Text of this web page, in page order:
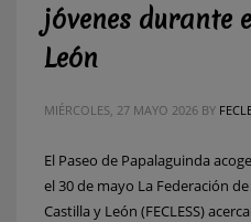
jóvenes durante
León
MIÉRCOLES, 27 MAYO 2026 BY
El Paseo de Papalaguinda
el 30 de mayo La Federación
Castilla y León (FECLESS)